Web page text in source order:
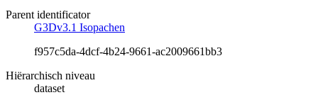
Parent identificator
G3Dv3.1 Isopachen
f957c5da-4dcf-4b24-9661-ac2009661bb3
Hiërarchisch niveau
dataset